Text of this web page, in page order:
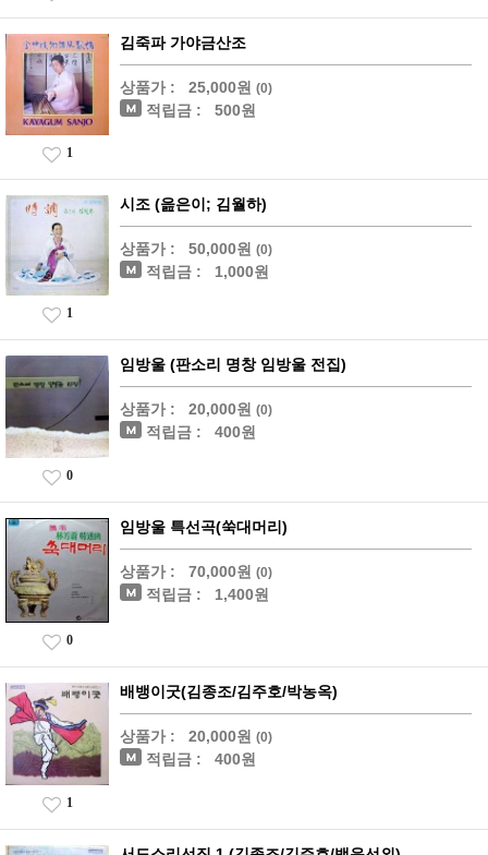
김죽파 가야금산조
상품가 : 25,000원 (0)
적립금 : 500원
1
시조 (읊은이; 김월하)
상품가 : 50,000원 (0)
적립금 : 1,000원
1
임방울 (판소리 명창 임방울 전집)
상품가 : 20,000원 (0)
적립금 : 400원
0
임방울 특선곡(쑥대머리)
상품가 : 70,000원 (0)
적립금 : 1,400원
0
배뱅이굿(김종조/김주호/박농옥)
상품가 : 20,000원 (0)
적립금 : 400원
1